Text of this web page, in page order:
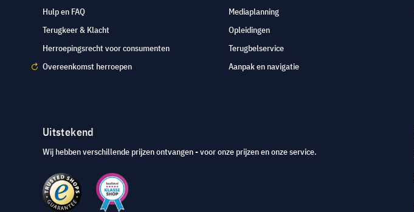
Hulp en FAQ
Terugkeer & Klacht
Herroepingsrecht voor consumenten
Overeenkomst herroepen
Mediaplanning
Opleidingen
Terugbelservice
Aanpak en navigatie
Uitstekend
Wij hebben verschillende prijzen ontvangen - voor onze prijzen en onze service.